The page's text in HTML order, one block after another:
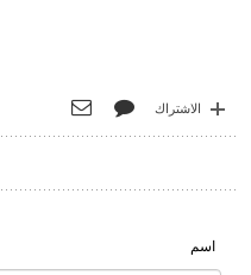
الاشتراك
اسم